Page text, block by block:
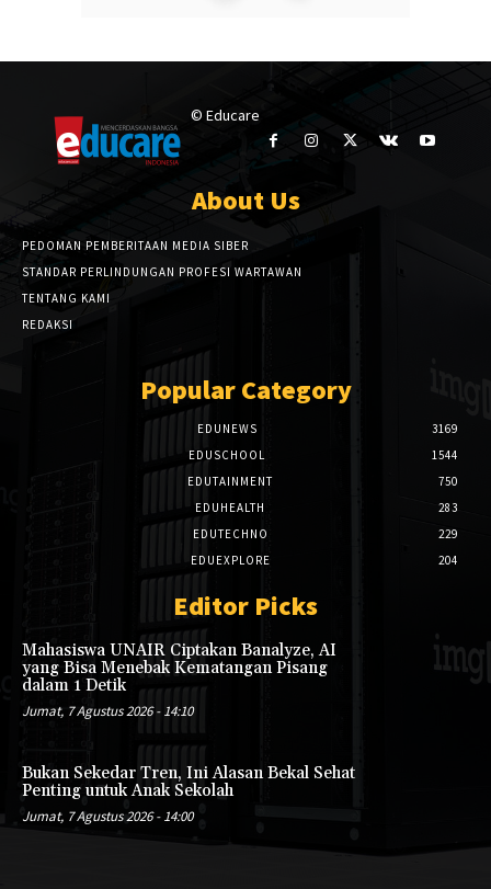
© Educare
About Us
PEDOMAN PEMBERITAAN MEDIA SIBER
STANDAR PERLINDUNGAN PROFESI WARTAWAN
TENTANG KAMI
REDAKSI
Popular Category
EDUNEWS
3169
EDUSCHOOL
1544
EDUTAINMENT
750
EDUHEALTH
283
EDUTECHNO
229
EDUEXPLORE
204
Editor Picks
Mahasiswa UNAIR Ciptakan Banalyze, AI
yang Bisa Menebak Kematangan Pisang
dalam 1 Detik
Jumat, 7 Agustus 2026 - 14:10
Bukan Sekedar Tren, Ini Alasan Bekal Sehat
Penting untuk Anak Sekolah
Jumat, 7 Agustus 2026 - 14:00